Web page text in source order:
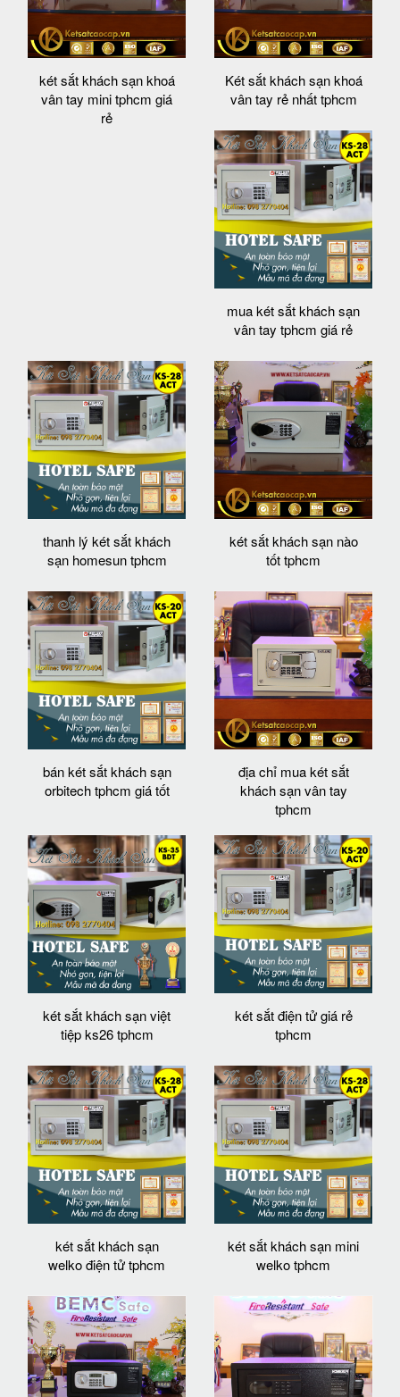
két sắt khách sạn khoá
vân tay mini tphcm giá
rẻ
Két sắt khách sạn khoá
vân tay rẻ nhất tphcm
mua két sắt khách sạn
vân tay tphcm giá rẻ
thanh lý két sắt khách
sạn homesun tphcm
két sắt khách sạn nào
tốt tphcm
bán két sắt khách sạn
orbitech tphcm giá tốt
địa chỉ mua két sắt
khách sạn vân tay
tphcm
két sắt khách sạn việt
tiệp ks26 tphcm
két sắt điện tử giá rẻ
tphcm
két sắt khách sạn
welko điện tử tphcm
két sắt khách sạn mini
welko tphcm